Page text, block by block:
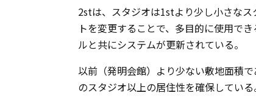
2stは、スタジオは1stより少し小さな
トを変更することで、多目的に使用で
ルと共にシステムが更新されている。
以前（発明会館）より少ない敷地面積
のスタジオ以上の居住性を確保している